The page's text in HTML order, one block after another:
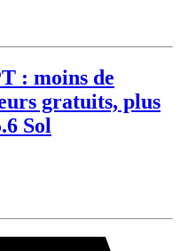
: moins de
gratuits, plus
Sol